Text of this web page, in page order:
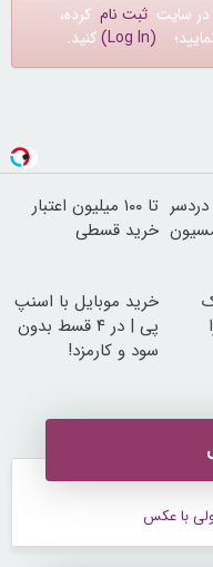
در سایت ثبت نام کرده،
(Log In) کنید.
تا ۱۰۰ میلیون اعتبار
خرید قسطی
خرید موبایل با اسنپ
پی | در ۴ قسط بدون
سود و کارمزد!
با عکس